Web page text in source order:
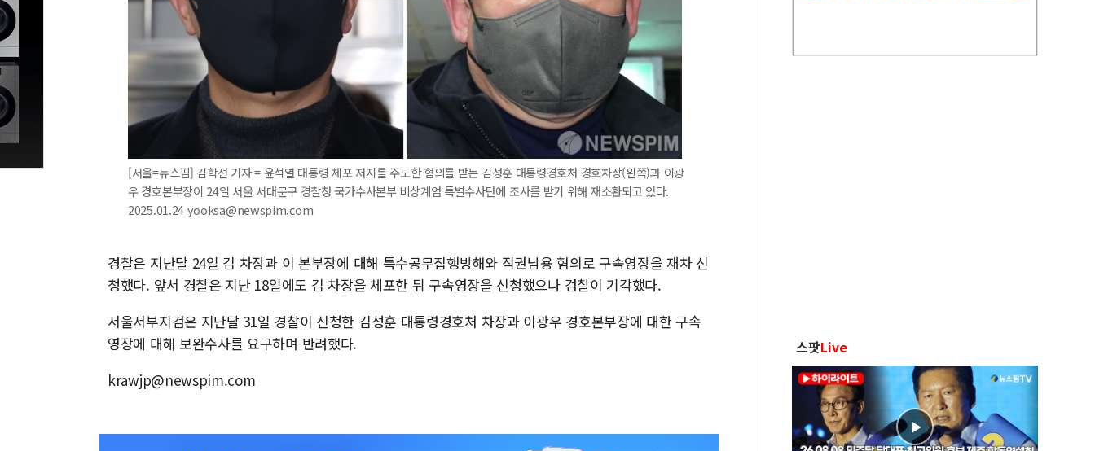
[서울=뉴스핌] 김학선 기자 = 윤석열 대통령 체포 저지를 주도한 혐의를 받는 김성훈 대통령경호처 경호차장(왼쪽)과 이광
우 경호본부장이 24일 서울 서대문구 경찰청 국가수사본부 비상계엄 특별수사단에 조사를 받기 위해 재소환되고 있다.
2025.01.24 yooksa@newspim.com
경찰은 지난달 24일 김 차장과 이 본부장에 대해 특수공무집행방해와 직권남용 혐의로 구속영장을 재차 신
청했다. 앞서 경찰은 지난 18일에도 김 차장을 체포한 뒤 구속영장을 신청했으나 검찰이 기각했다.
서울서부지검은 지난달 31일 경찰이 신청한 김성훈 대통령경호처 차장과 이광우 경호본부장에 대한 구속
영장에 대해 보완수사를 요구하며 반려했다.
krawjp@newspim.com
스팟Live